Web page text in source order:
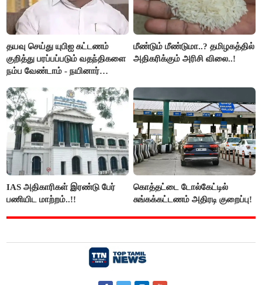
தயவு செய்து யுபிஐ கட்டணம்
குறித்து பரப்பப்படும் வதந்திகளை
நம்ப வேண்டாம் - நயினார்
மீண்டும் மீண்டுமா..? தமிழகத்தில்
அதிகரிக்கும் அரிசி விலை..!
IAS அதிகாரிகள் இரண்டு பேர்
பணியிட மாற்றம்..!!
கொத்தட்டை டோல்கேட்டில்
சுங்கக்கட்டணம் அதிரடி குறைப்பு!